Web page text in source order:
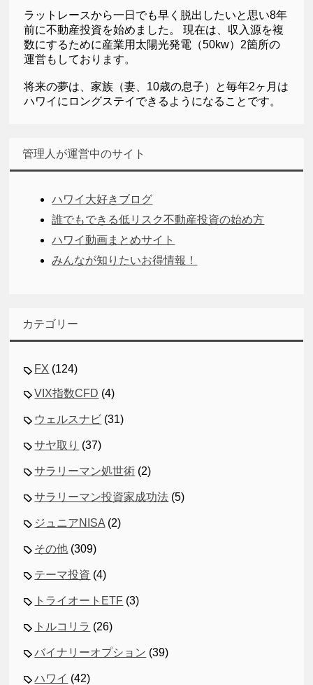
ラットレースから一日でも早く脱出したいと思い8年
前に不動産投資を始めました。 現在は、収入源を複
数にするために産業用太陽光発電（50kw）2箇所の
運営もしております。
将来の夢は、家族（妻、10歳の息子）と毎年2ヶ月は
ハワイにロングステイできるようになることです。
管理人が運営中のサイト
ハワイ大好きブログ
誰でもできる低リスク不動産投資の始め方
ハワイ動画まとめサイト
みんなが知りたいお得情報！
カテゴリー
FX (124)
VIX指数CFD (4)
ウェルスナビ (31)
サヤ取り (37)
サラリーマン処世術 (2)
サラリーマン投資家成功法 (5)
ジュニアNISA (2)
その他 (309)
テーマ投資 (4)
トライオートETF (3)
トルコリラ (26)
バイナリーオプション (39)
ハワイ (42)